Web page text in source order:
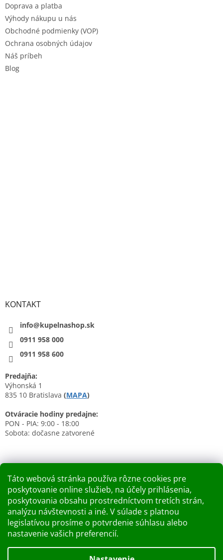
Táto webová stránka používa rôzne cookies pre
poskytovanie online služieb, na účely prihlásenia,
poskytovania obsahu prostredníctvom tretích strán,
analýzu návštevnosti a iné. V súlade s platnou
legislatívou prosíme o potvrdenie súhlasu alebo
nastavenie vašich preferencií.
Doprava a platba
Výhody nákupu u nás
Obchodné podmienky (VOP)
Ochrana osobných údajov
Náš príbeh
Blog
KONTAKT
info@kupelnashop.sk
0911 958 000
0911 958 600
Predajňa:
Výhonská 1
835 10 Bratislava (MAPA)
Otváracie hodiny predajne:
PON - PIA: 9:00 - 18:00
Sobota: dočasne zatvorené
Nákupný košík
0KS / 0 €